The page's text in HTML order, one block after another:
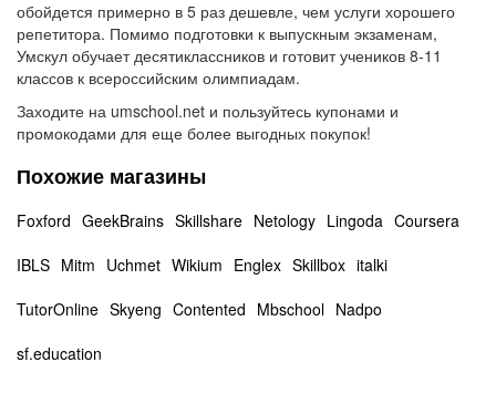
обойдется примерно в 5 раз дешевле, чем услуги хорошего
репетитора. Помимо подготовки к выпускным экзаменам,
Умскул обучает десятиклассников и готовит учеников 8-11
классов к всероссийским олимпиадам.
Заходите на umschool.net и пользуйтесь купонами и
промокодами для еще более выгодных покупок!
Похожие магазины
Foxford GeekBrains Skillshare Netology Lingoda Coursera
IBLS Mitm Uchmet Wikium Englex Skillbox italki
TutorOnline Skyeng Contented Mbschool Nadpo
sf.education